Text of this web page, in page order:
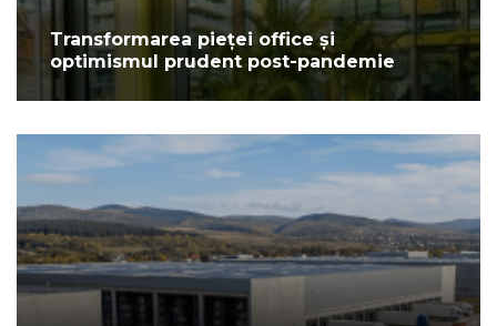
Transformarea pieței office și
optimismul prudent post-pandemie